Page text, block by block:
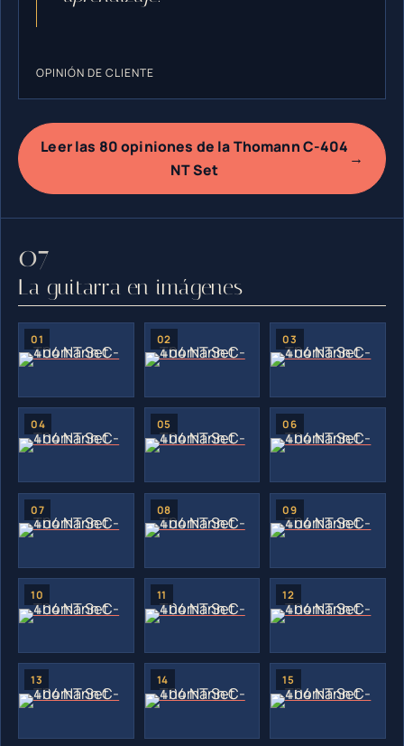
OPINIÓN DE CLIENTE
Leer las 80 opiniones de la Thomann C-404
NT Set
→
La guitarra en imágenes